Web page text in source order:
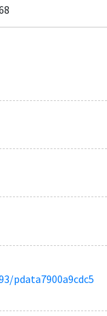
pdata7900a9cdc5